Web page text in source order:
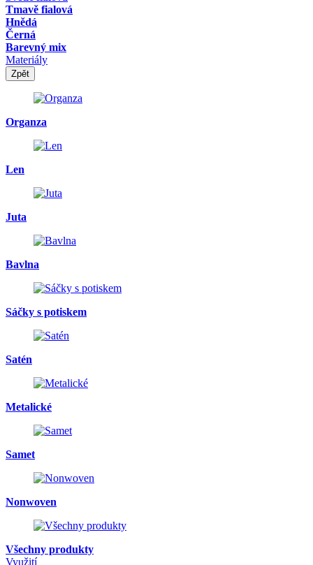
Tmavě fialová
Hnědá
Černá
Barevný mix
Materiály
Zpět
Organza
Len
Juta
Bavlna
Sáčky s potiskem
Satén
Metalické
Samet
Nonwoven
Všechny produkty
Využití